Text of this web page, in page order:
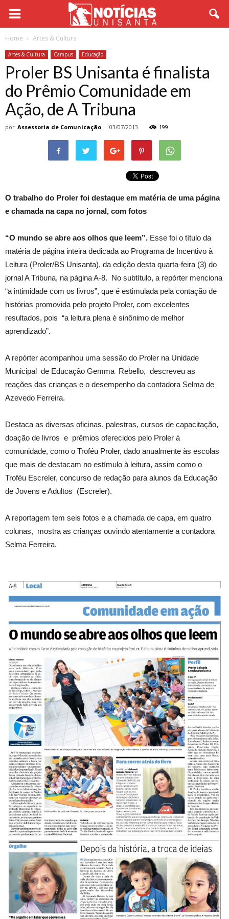
Home Artes & Cultura
Artes & Cultura Campus Educação
Proler BS Unisanta é finalista
do Prêmio Comunidade em
Ação, de A Tribuna
por Assessoria de Comunicação - 03/07/2013 199
O trabalho do Proler foi destaque em matéria de uma página
e chamada na capa no jornal, com fotos
“O mundo se abre aos olhos que leem”. Esse foi o título da
matéria de página inteira dedicada ao Programa de Incentivo à
Leitura (Proler/BS Unisanta), da edição desta quarta-feira (3) do
jornal A Tribuna, na página A-8. No subtítulo, a repórter menciona
“a intimidade com os livros”, que é estimulada pela contação de
histórias promovida pelo projeto Proler, com excelentes
resultados, pois “a leitura plena é sinônimo de melhor
aprendizado”.
A repórter acompanhou uma sessão do Proler na Unidade
Municipal de Educação Gemma Rebello, descreveu as
reações das crianças e o desempenho da contadora Selma de
Azevedo Ferreira.
Destaca as diversas oficinas, palestras, cursos de capacitação,
doação de livros e prêmios oferecidos pelo Proler à
comunidade, como o Troféu Proler, dado anualmente às escolas
que mais de destacam no estímulo à leitura, assim como o
Troféu Escreler, concurso de redação para alunos da Educação
de Jovens e Adultos (Escreler).
A reportagem tem seis fotos e a chamada de capa, em quatro
colunas, mostra as crianças ouvindo atentamente a contadora
Selma Ferreira.